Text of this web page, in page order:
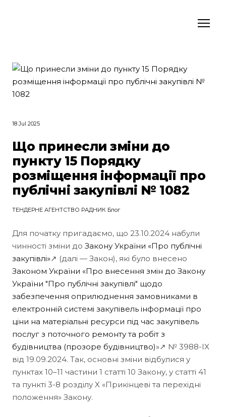
18 Jul 2025
Що принесли зміни до
пункту 15 Порядку
розміщення інформації про
публічні закупівлі № 1082
ТЕНДЕРНЕ АГЕНТСТВО РАДНИК Блог
Для початку пригадаємо, що 23.10.2024 набули
чинності зміни до Закону України «Про публічні
закупівлі»↗ (далі — Закон), які було внесено
Законом України «Про внесення змін до Закону
України "Про публічні закупівлі" щодо
забезпечення оприлюднення замовниками в
електронній системі закупівель інформації про
ціни на матеріальні ресурси під час закупівель
послуг з поточного ремонту та робіт з
будівництва (прозоре будівництво)»↗ № 3988-IX
від 19.09.2024. Так, основні зміни відбулися у
пунктах 10–11 частини 1 статті 10 Закону, у статті 41
та пункті 3-8 розділу X «Прикінцеві та перехідні
положення» Закону.